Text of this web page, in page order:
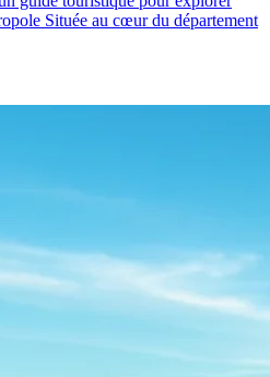
Située au cœur du département